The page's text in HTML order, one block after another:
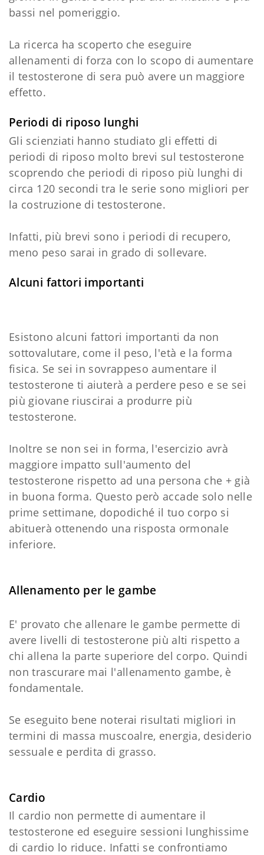
bassi nel pomeriggio.
La ricerca ha scoperto che eseguire
allenamenti di forza con lo scopo di aumentare
il testosterone di sera può avere un maggiore
effetto.
Periodi di riposo lunghi
Gli scienziati hanno studiato gli effetti di
periodi di riposo molto brevi sul testosterone
scoprendo che periodi di riposo più lunghi di
circa 120 secondi tra le serie sono migliori per
la costruzione di testosterone.
Infatti, più brevi sono i periodi di recupero,
meno peso sarai in grado di sollevare.
Alcuni fattori importanti
Esistono alcuni fattori importanti da non
sottovalutare, come il peso, l'età e la forma
fisica. Se sei in sovrappeso aumentare il
testosterone ti aiuterà a perdere peso e se sei
più giovane riuscirai a produrre più
testosterone.
Inoltre se non sei in forma, l'esercizio avrà
maggiore impatto sull'aumento del
testosterone rispetto ad una persona che + già
in buona forma. Questo però accade solo nelle
prime settimane, dopodiché il tuo corpo si
abituerà ottenendo una risposta ormonale
inferiore.
Allenamento per le gambe
E' provato che allenare le gambe permette di
avere livelli di testosterone più alti rispetto a
chi allena la parte superiore del corpo. Quindi
non trascurare mai l'allenamento gambe, è
fondamentale.
Se eseguito bene noterai risultati migliori in
termini di massa muscoalre, energia, desiderio
sessuale e perdita di grasso.
Cardio
Il cardio non permette di aumentare il
testosterone ed eseguire sessioni lunghissime
di cardio lo riduce. Infatti se confrontiamo